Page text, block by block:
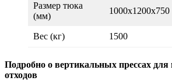
Размер тюка
(мм)
1000х1200х750
Вес (кг) 1500
Подробно о вертикальных прессах
отходов